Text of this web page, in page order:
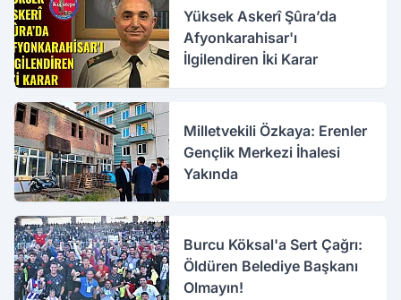
Yüksek Askerî Şûra’da
Afyonkarahisar'ı
İlgilendiren İki Karar
Milletvekili Özkaya: Erenler
Gençlik Merkezi İhalesi
Yakında
Burcu Köksal'a Sert Çağrı:
Öldüren Belediye Başkanı
Olmayın!